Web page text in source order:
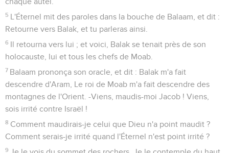
5 L'Éternel mit des paroles dans la bouche de Balaam, et dit :
Retourne vers Balak, et tu parleras ainsi.
6 Il retourna vers lui ; et voici, Balak se tenait près de son
holocauste, lui et tous les chefs de Moab.
7 Balaam prononça son oracle, et dit : Balak m'a fait
descendre d'Aram, Le roi de Moab m'a fait descendre des
montagnes de l'Orient. -Viens, maudis-moi Jacob ! Viens,
sois irrité contre Israël !
8 Comment maudirais-je celui que Dieu n'a point maudit ?
Comment serais-je irrité quand l'Éternel n'est point irrité ?
9